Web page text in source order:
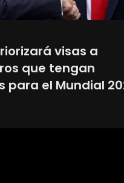
visas a
que tengan
para el Mundial